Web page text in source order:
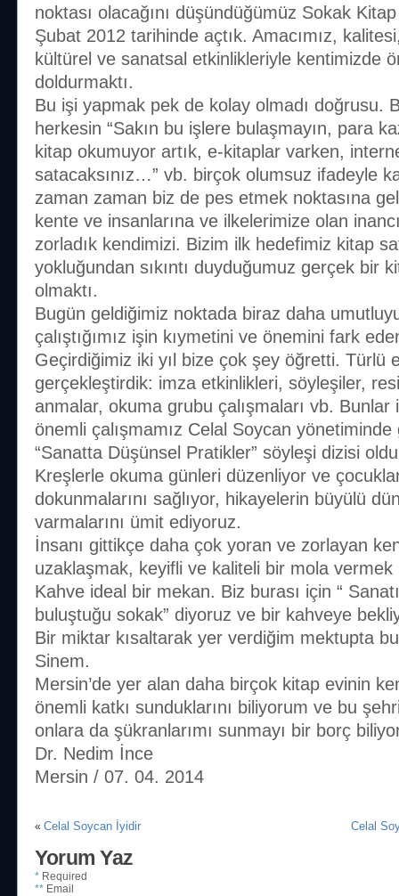
noktası olacağını düşündüğümüz Sokak
Şubat 2012 tarihinde açtık. Amacımız,
kültürel ve sanatsal etkinlikleriyle kentimizde
doldurmaktı.
Bu işi yapmak pek de kolay olmadı doğrusu.
herkesin “Sakın bu işlere bulaşmayın, para
kitap okumuyor artık, e-kitaplar varken,
satacaksınız…” vb. birçok olumsuz ifadeyle
zaman zaman biz de pes etmek noktasına
kente ve insanlarına ve ilkelerimize olan
zorladık kendimizi. Bizim ilk hedefimiz kitap
yokluğundan sıkıntı duyduğumuz gerçek bir
olmaktı.
Bugün geldiğimiz noktada biraz daha
çalıştığımız işin kıymetini ve önemini fark
Geçirdiğimiz iki yıl bize çok şey öğretti. Türlü
gerçekleştirdik: imza etkinlikleri, söyleşiler,
anmalar, okuma grubu çalışmaları vb.
önemli çalışmamız Celal Soycan
“Sanatta Düşünsel Pratikler” söyleşi dizisi
Kreşlerle okuma günleri düzenliyor ve
dokunmalarını sağlıyor, hikayelerin büyülü
varmalarını ümit ediyoruz.
İnsanı gittikçe daha çok yoran ve zorlayan
uzaklaşmak, keyifli ve kaliteli bir mola
Kahve ideal bir mekan. Biz burası için “
buluştuğu sokak” diyoruz ve bir kahveye
Bir miktar kısaltarak yer verdiğim mektupta
Sinem.
Mersin’de yer alan daha birçok kitap evinin
önemli katkı sunduklarını biliyorum ve bu
onlara da şükranlarımı sunmayı bir borç
Dr. Nedim İnce
Mersin / 07. 04. 2014
« Celal Soycan İyidir Celal
Yorum Yaz
* Required
** Email